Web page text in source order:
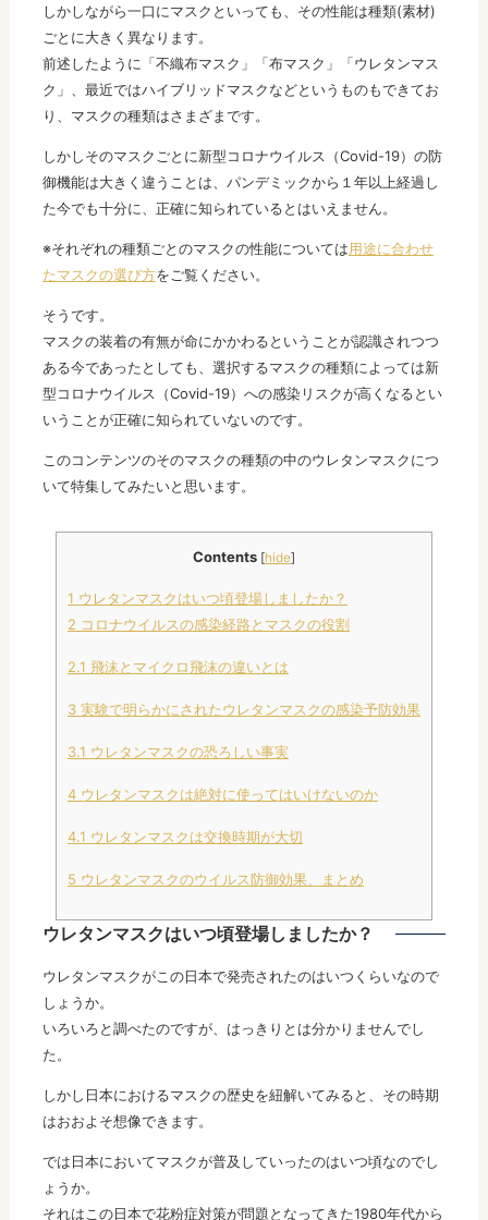
しかしながら一口にマスクといっても、その性能は種類(素材)
ごとに大きく異なります。
前述したように「不織布マスク」「布マスク」「ウレタンマス
ク」、最近ではハイブリッドマスクなどというものもできてお
り、マスクの種類はさまざまです。
しかしそのマスクごとに新型コロナウイルス（Covid-19）の防
御機能は大きく違うことは、パンデミックから１年以上経過し
た今でも十分に、正確に知られているとはいえません。
※それぞれの種類ごとのマスクの性能については用途に合わせ
たマスクの選び方をご覧ください。
そうです。
マスクの装着の有無が命にかかわるということが認識されつつ
ある今であったとしても、選択するマスクの種類によっては新
型コロナウイルス（Covid-19）への感染リスクが高くなるとい
いうことが正確に知られていないのです。
このコンテンツのそのマスクの種類の中のウレタンマスクにつ
いて特集してみたいと思います。
Contents [hide]
1 ウレタンマスクはいつ頃登場しましたか？
2 コロナウイルスの感染経路とマスクの役割
2.1 飛沫とマイクロ飛沫の違いとは
3実験で明らかにされたウレタンマスクの感染予防効果
3.1 ウレタンマスクの恐ろしい事実
4ウレタンマスクは絶対に使ってはいけないのか
4.1 ウレタンマスクは交換時期が大切
5 ウレタンマスクのウイルス防御効果、まとめ
ウレタンマスクはいつ頃登場しましたか？
ウレタンマスクがこの日本で発売されたのはいつくらいなので
しょうか。
いろいろと調べたのですが、はっきりとは分かりませんでし
た。
しかし日本におけるマスクの歴史を紐解いてみると、その時期
はおおよそ想像できます。
では日本においてマスクが普及していったのはいつ頃なのでし
ょうか。
それはこの日本で花粉症対策が問題となってきた1980年代から